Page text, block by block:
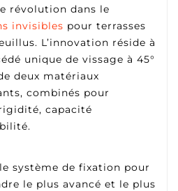
révolution dans le
invisibles pour terrasses
L’innovation réside à
unique de vissage à 45°
deux matériaux
combinés pour
capacité
système de fixation pour
le plus avancé et le plus